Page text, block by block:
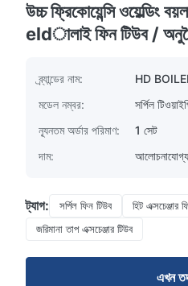
উচ্চ ফ্রিকোয়েন্সি ওয়েল্ডিং
eldালাই ফিন টিউব /
ব্র্যান্ডের নাম:
HD
মডেল নম্বর:
সর্পিল
ন্যূনতম অর্ডার পরিমাণ:
1 সেট
দাম:
আলোচনাযোগ্য
ট্যাগ: সর্পিল ফিন টিউব
হিট এক্সচেঞ্জার
জরিমানা তাপ এক্সচেঞ্জার টিউব
এখন